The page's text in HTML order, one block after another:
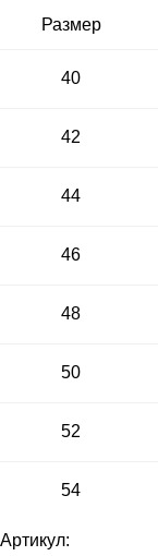
Раз­мер
40
42
44
46
48
50
52
54
Артикул: